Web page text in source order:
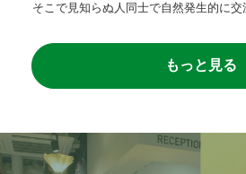
そこで見知らぬ人同士で自然発生的に交
もっと見る